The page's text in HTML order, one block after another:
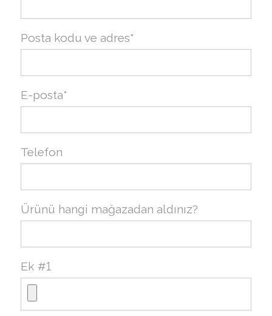
Posta kodu ve adres*
E-posta*
Telefon
Ürünü hangi mağazadan aldınız?
Ek #1